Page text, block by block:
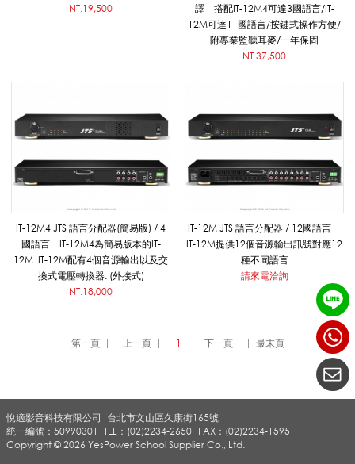
_
J
S
音
NT.19,500
譯 搭配IT-12M4可達3國語言/IT-
12M可達11國語言/按鍵式操作方便/
附專業監聽耳麥/一年保固
NT.37,500
IT-12M4 JTS 語言分配器(簡易版) / 4
國語言 IT-12M4為簡易版本的IT-
12M. IT-12M配有4個音源輸出以及交
換式電壓轉換器. (外接式)
NT.18,000
IT-12M JTS 語言分配器 / 12國語言
IT-12M提供12個音源輸出訊號對應12
種不同語言
請來電洽詢
第一頁 上一頁 1 下一頁 最末頁
悅適影音科技有限公司
TEL：(02)2234-2650 FAX：(02)2234-1595
台北市文山區久康街165號
統一編號：50990301
Copyright © 2026 YesPower School Supplier Co., Ltd.